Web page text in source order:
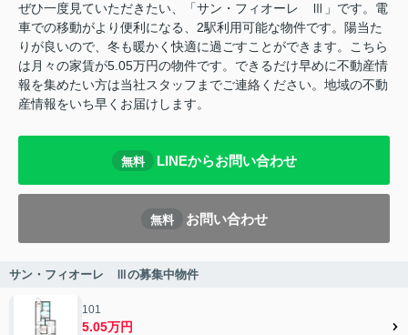
ぜひ一度見ていただきたい、「サン・フィオーレ Ⅲ」です。電
車での移動がより便利になる、2駅利用可能な物件です。陽当た
りが良いので、冬も暖かく快適に過ごすことができます。こちら
は月々の家賃が5.05万円の物件です。できるだけ早めに不動産情
報を集めたい方は当社スタッフまでご連絡ください。地域の不動
産情報をいち早くお届けします。
無料 LINEからお問い合わせ
無料 お問い合わせ
サン・フィオーレ Ⅲの募集中物件
101
5.05万円